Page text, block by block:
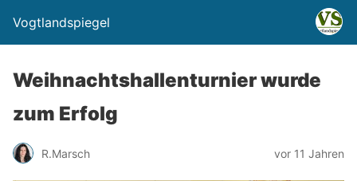
Vogtlandspiegel
Weihnachtshallenturnier wurde
zum Erfolg
R.Marsch vor 11 Jahren